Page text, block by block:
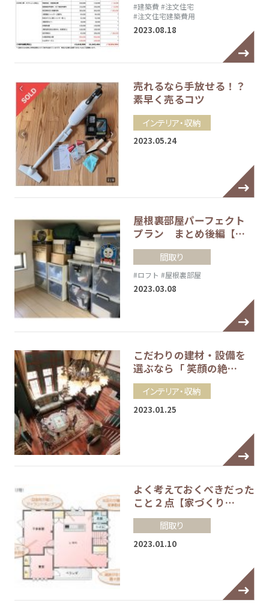
#建築費 #注文住宅
#注文住宅建築費用
2023.08.18
売れるなら手放せる！？
素早く売るコツ
インテリア・収納
2023.05.24
屋根裏部屋パーフェクト
プラン まとめ後編【…
間取り
#ロフト #屋根裏部屋
2023.03.08
こだわりの建材・設備を
選ぶなら「 笑顔の絶…
インテリア・収納
2023.01.25
よく考えておくべきだった
こと２点【家づくり…
間取り
2023.01.10